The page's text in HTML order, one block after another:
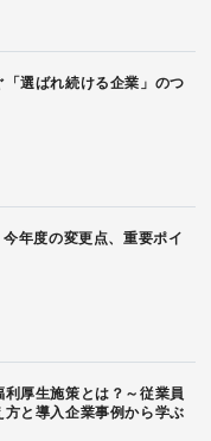
選ばれ続ける企業」のつ
年度の変更点、重要ポイ
厚生施策とは？～従業員
と導入企業事例から学ぶ